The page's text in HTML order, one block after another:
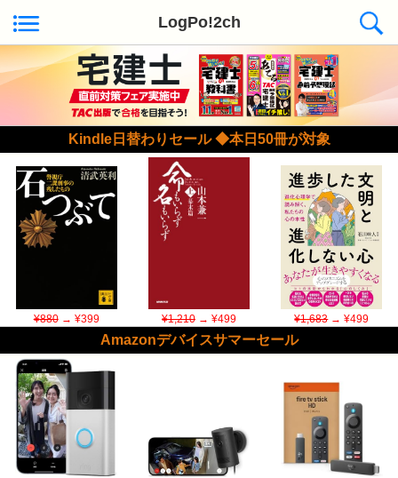
LogPo!2ch
Kindle日替わりセール ◆本日50冊が対象
¥880→ ¥399 ¥1,210→ ¥499 ¥1,683→ ¥499
Amazonデバイスサマーセール